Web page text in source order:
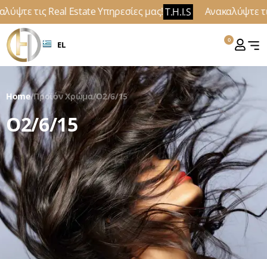
τις Real Estate Υπηρεσίες μας!T.H.I.S Ανακαλύψτε
EL 0
Home/Προϊόν Χρώμα/O2/6/15
O2/6/15